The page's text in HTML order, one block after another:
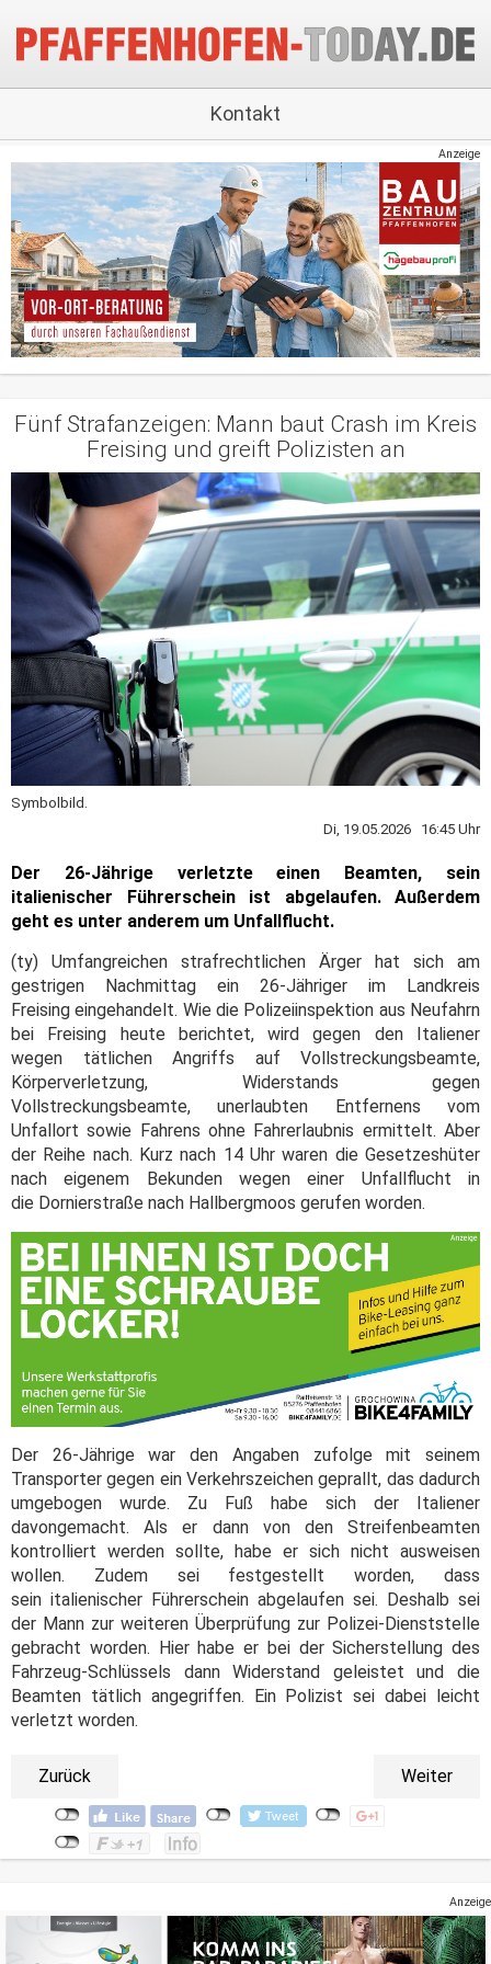
Kontakt
Anzeige
Fünf Strafanzeigen: Mann baut Crash im Kreis
Freising und greift Polizisten an
Symbolbild.
Di, 19.05.2026 16:45 Uhr
Der 26-Jährige verletzte einen Beamten, sein
italienischer Führerschein ist abgelaufen. Außerdem
geht es unter anderem um Unfallflucht.
(ty) Umfangreichen strafrechtlichen Ärger hat sich am
gestrigen Nachmittag ein 26-Jähriger im Landkreis
Freising eingehandelt. Wie die Polizeiinspektion aus Neufahrn
bei Freising heute berichtet, wird gegen den Italiener
wegen tätlichen Angriffs auf Vollstreckungsbeamte,
Körperverletzung, Widerstands gegen
Vollstreckungsbeamte, unerlaubten Entfernens vom
Unfallort sowie Fahrens ohne Fahrerlaubnis ermittelt. Aber
der Reihe nach. Kurz nach 14 Uhr waren die Gesetzeshüter
nach eigenem Bekunden wegen einer Unfallflucht in
die Dornierstraße nach Hallbergmoos gerufen worden.
Der 26-Jährige war den Angaben zufolge mit seinem
Transporter gegen ein Verkehrszeichen geprallt, das dadurch
umgebogen wurde. Zu Fuß habe sich der Italiener
davongemacht. Als er dann von den Streifenbeamten
kontrolliert werden sollte, habe er sich nicht ausweisen
wollen. Zudem sei festgestellt worden, dass
sein italienischer Führerschein abgelaufen sei. Deshalb sei
der Mann zur weiteren Überprüfung zur Polizei-Dienststelle
gebracht worden. Hier habe er bei der Sicherstellung des
Fahrzeug-Schlüssels dann Widerstand geleistet und die
Beamten tätlich angegriffen. Ein Polizist sei dabei leicht
verletzt worden.
Zurück Weiter
Anzeige